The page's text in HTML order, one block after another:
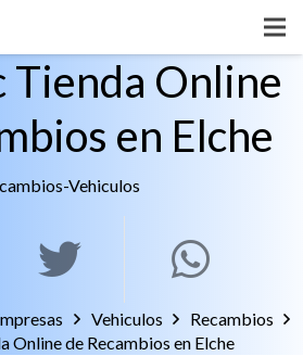
Tienda Online
en Elche
-Vehiculos
Vehiculos
Recambios
Online de Recambios en Elche